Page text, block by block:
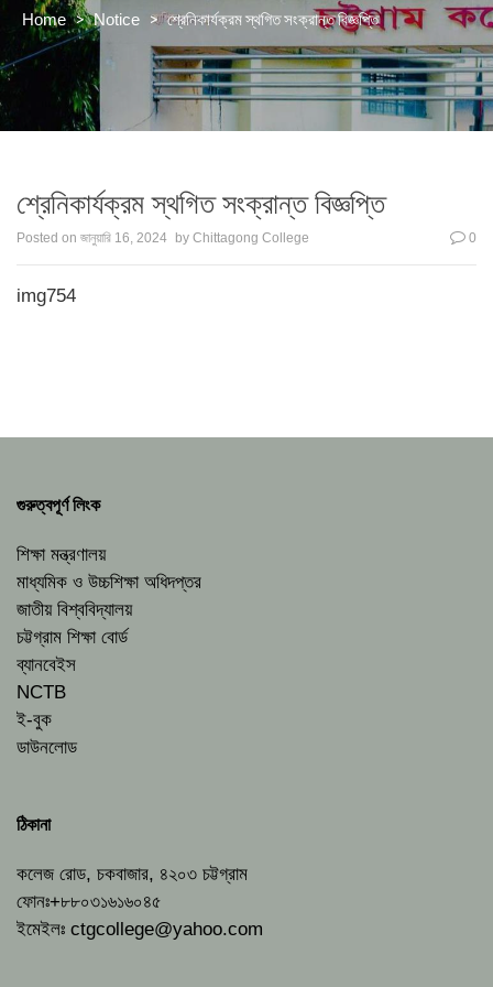
Home > Notice > শ্রেনিকার্যক্রম স্থগিত সংক্রান্ত বিজ্ঞপ্তি
শ্রেনিকার্যক্রম স্থগিত সংক্রান্ত বিজ্ঞপ্তি
Posted on জানুয়ারি 16, 2024 by Chittagong College 0
img754
গুরুত্বপূর্ণ লিংক
শিক্ষা মন্ত্রণালয়
মাধ্যমিক ও উচ্চশিক্ষা অধিদপ্তর
জাতীয় বিশ্ববিদ্যালয়
চট্টগ্রাম শিক্ষা বোর্ড
ব্যানবেইস
NCTB
ই-বুক
ডাউনলোড
ঠিকানা
কলেজ রোড, চকবাজার, ৪২০৩ চট্টগ্রাম
ফোনঃ+৮৮০৩১৬১৬০৪৫
ইমেইলঃ ctgcollege@yahoo.com